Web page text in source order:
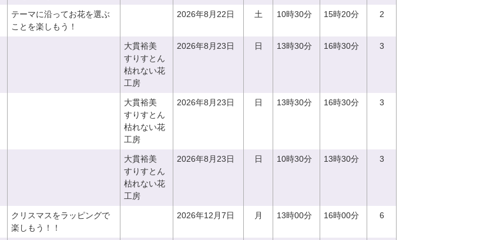
テーマに沿ってお花を選ぶ
ことを楽しもう！
2026年8月22日 土 10時30分 15時20分 2
大貫裕美
すりすとん
枯れない花
工房
2026年8月23日 日 13時30分 16時30分 3
大貫裕美
すりすとん
枯れない花
工房
2026年8月23日 日 13時30分 16時30分 3
大貫裕美
すりすとん
枯れない花
工房
2026年8月23日 日 10時30分 13時30分 3
クリスマスをラッピングで
楽しもう！！
2026年12月7日 月 13時00分 16時00分 6